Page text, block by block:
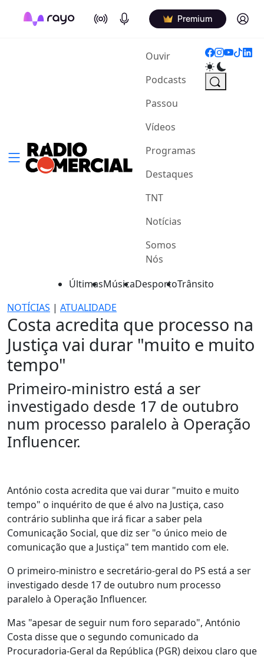
On Air Podcasts Premium Log in
Ouvir(current)
Podcasts
Passou
Vídeos
Programas
Destaques
TNT
Notícias
Somos
Nós
ÚltimasMúsicaDesportoTrânsito
NOTÍCIAS | ATUALIDADE
Costa acredita que processo na
Justiça vai durar "muito e muito
tempo"
Primeiro-ministro está a ser
investigado desde 17 de outubro
num processo paralelo à Operação
Influencer.
António costa acredita que vai durar "muito e muito
tempo" o inquérito de que é alvo na Justiça, caso
contrário sublinha que irá ficar a saber pela
Comunicação Social, que diz ser "o único meio de
comunicação que a Justiça" tem mantido com ele.
O primeiro-ministro e secretário-geral do PS está a ser
investigado desde 17 de outubro num processo
paralelo à Operação Influencer.
Mas "apesar de seguir num foro separado", António
Costa disse que o segundo comunicado da
Procuradoria-Geral da República (PGR) deixou claro que